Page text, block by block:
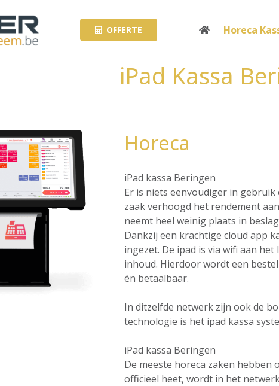
OFFERTE Horeca
iPad Kassa
Horeca
iPad kassa Beringen
Er is niets eenvoudiger in gebruik
zaak verhoogd het rendement
neemt heel weinig plaats in
Dankzij een krachtige cloud app
ingezet. De ipad is via wifi aan
inhoud. Hierdoor wordt een
én betaalbaar.
In ditzelfde netwerk zijn ook de
technologie is het ipad kassa
iPad kassa Beringen
De meeste horeca zaken hebben
officieel heet, wordt in het